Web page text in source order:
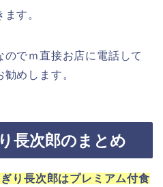
す。
でｍ直接お店に電話して
めします。
長次郎のまとめ
り長次郎はプレミアム付食